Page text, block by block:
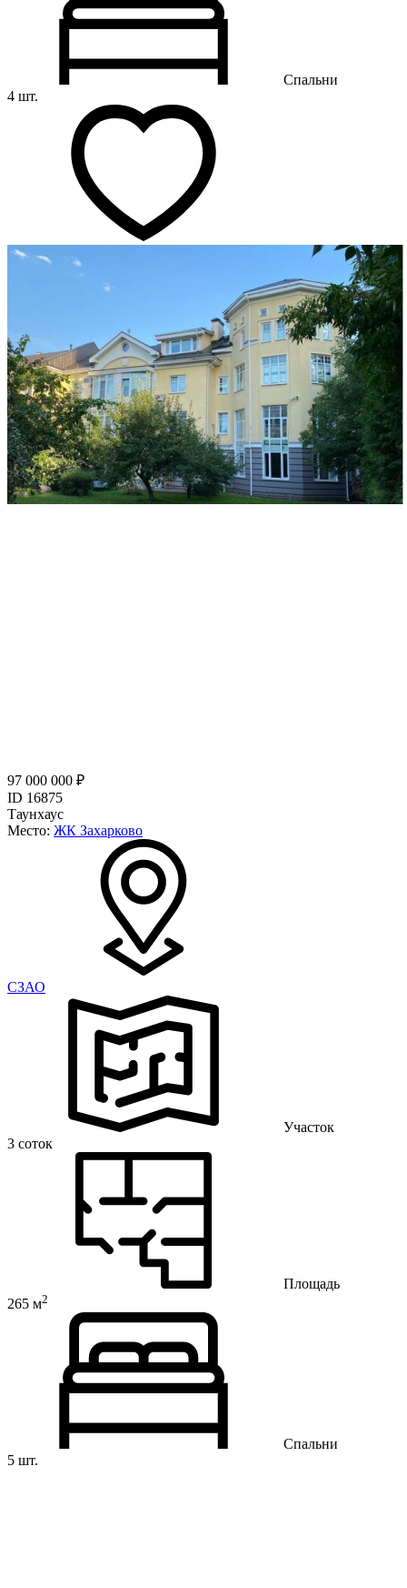
Спальни
4 шт.
97 000 000 ₽
ID 16875
Таунхаус
Место: ЖК Захарково
CЗАО
Участок
3 соток
Площадь
265 м2
Спальни
5 шт.